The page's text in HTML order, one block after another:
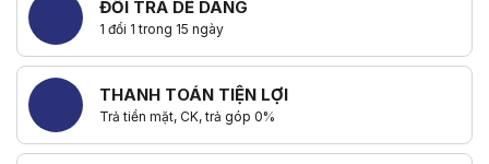
ĐỔI TRẢ DỄ DÀNG
1 đổi 1 trong 15 ngày
THANH TOÁN TIỆN LỢI
Trả tiền mặt, CK, trả góp 0%